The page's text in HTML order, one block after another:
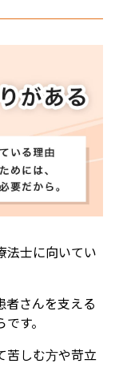
法士に向いてい
者さんを支える
す。
苦しむ方や苛立